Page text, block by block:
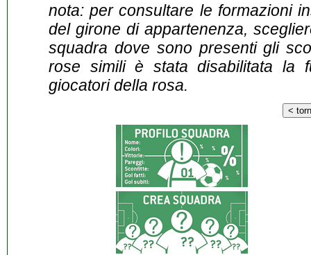
nota: per consultare le formazioni
del girone di appartenenza,
squadra dove sono presenti gli
rose simili è stata disabilitata la
giocatori della rosa.